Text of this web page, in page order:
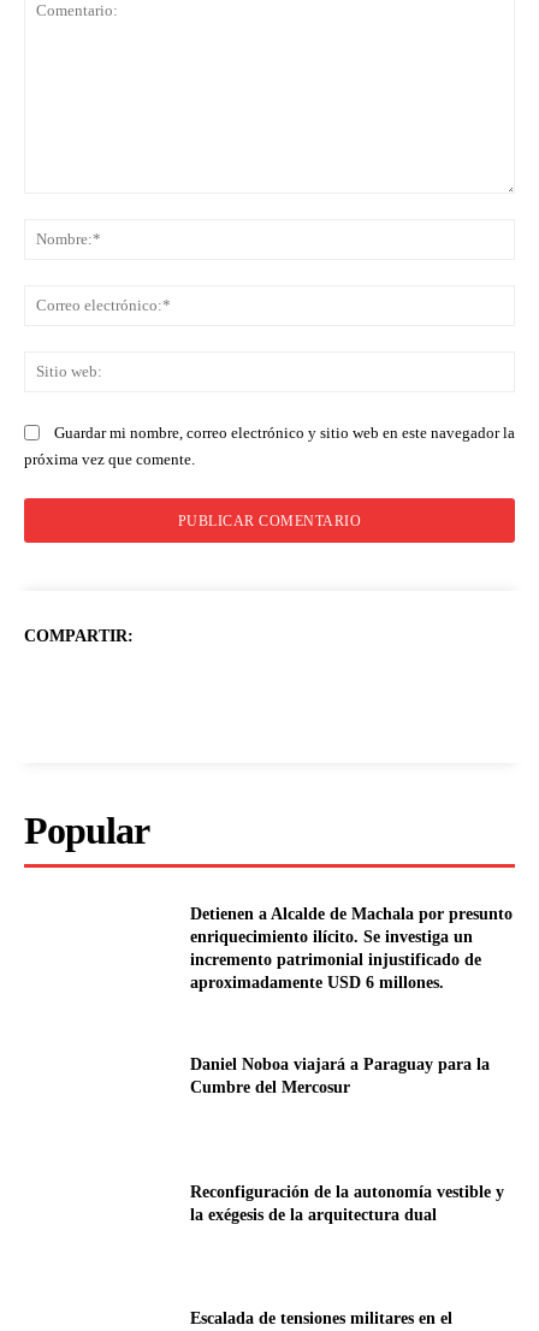
Guardar mi nombre, correo electrónico y sitio web en este navegador la
próxima vez que comente.
COMPARTIR:
Popular
Detienen a Alcalde de Machala por presunto
enriquecimiento ilícito. Se investiga un
incremento patrimonial injustificado de
aproximadamente USD 6 millones.
Daniel Noboa viajará a Paraguay para la
Cumbre del Mercosur
Reconfiguración de la autonomía vestible y
la exégesis de la arquitectura dual
Escalada de tensiones militares en el